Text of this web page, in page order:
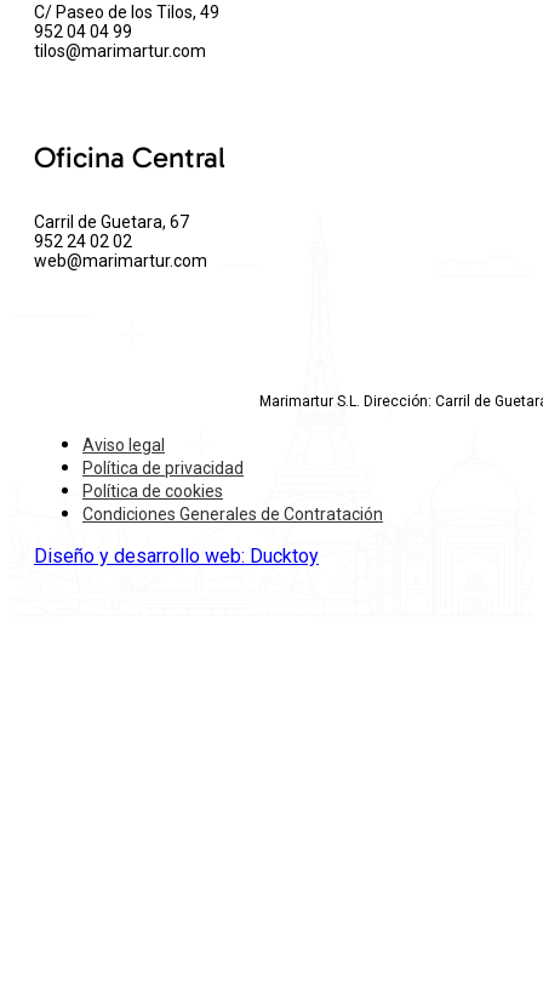
C/ Paseo de los Tilos, 49
952 04 04 99
tilos@marimartur.com
Oficina Central
Carril de Guetara, 67
952 24 02 02
web@marimartur.com
Marimartur S.L. Dirección: Carril de
Aviso legal
Política de privacidad
Política de cookies
Condiciones Generales de Contratación
Diseño y desarrollo web: Ducktoy